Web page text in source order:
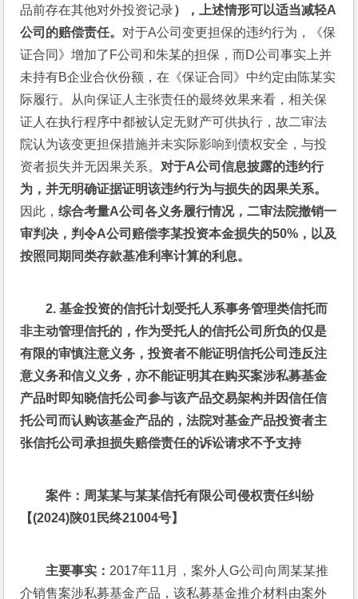
品前存在其他对外投资记录），上述情形可以适当减轻A
公司的赔偿责任。 对于A公司变更担保的违约行为，《保
证合同》增加了F公司和朱某的担保，而D公司事实上并
未持有B企业合伙份额，在《保证合同》中约定由陈某实
际履行。从向保证人主张责任的最终效果来看，相关保
证人在执行程序中都被认定无财产可供执行，故二审法
院认为该变更担保措施并未实际影响到债权安全，与投
资者损失并无因果关系。 对于A公司信息披露的违约行
为，并无明确证据证明该违约行为与损失的因果关系。
因此，综合考量A公司各义务履行情况，二审法院撤销一
审判决，判令A公司赔偿李某投资本金损失的50%，以及
按照同期同类存款基准利率计算的利息。
2. 基金投资的信托计划受托人系事务管理类信托而
非主动管理信托的，作为受托人的信托公司所负的仅是
有限的审慎注意义务，投资者不能证明信托公司违反注
意义务和信义义务，亦不能证明其在购买案涉私募基金
产品时即知晓信托公司参与该产品交易架构并因信任信
托公司而认购该基金产品的，法院对基金产品投资者主
张信托公司承担损失赔偿责任的诉讼请求不予支持
案件：周某某与某某信托有限公司侵权责任纠纷
【(2024)陕01民终21004号】
主要事实： 2017年11月，案外人G公司向周某某推
介销售案涉私募基金产品，该私募基金推介材料由案外